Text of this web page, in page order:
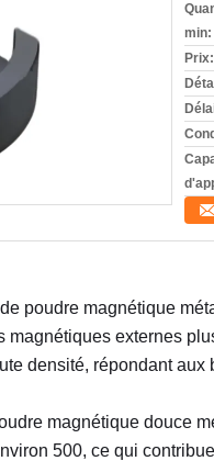
min:
Prix:
poudre magnétique
externes
densité, répondant
magnétique douce
500, ce qui